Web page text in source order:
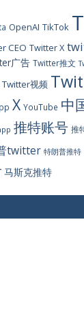
OpenAI TikTok
CEO Twitter X
广告 Twitter推文
Twitter视频
X YouTube 中
推特账号 推
twitter 特朗普推特
马斯克推特